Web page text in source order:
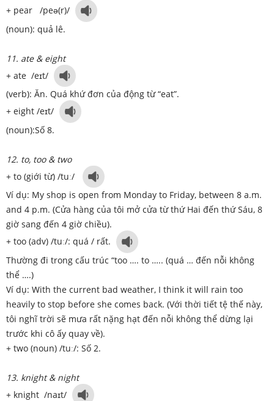
+ pear /peə(r)/
(noun): quả lê.
11. ate & eight
+ ate /eɪt/
(verb): Ăn. Quá khứ đơn của động từ “eat”.
+ eight /eɪt/
(noun):Số 8.
12. to, too & two
+ to (giới từ) /tuː/
Ví dụ: My shop is open from Monday to Friday, between 8 a.m.
and 4 p.m. (Cửa hàng của tôi mở cửa từ thứ Hai đến thứ Sáu, 8
giờ sang đến 4 giờ chiều).
+ too (adv) /tuː/: quá / rất.
Thường đi trong cấu trúc “too …. to ….. (quá … đến nỗi không
thể ….)
Ví dụ: With the current bad weather, I think it will rain too
heavily to stop before she comes back. (Với thời tiết tệ thế này,
tôi nghĩ trời sẽ mưa rất nặng hạt đến nỗi không thể dừng lại
trước khi cô ấy quay về).
+ two (noun) /tuː/: Số 2.
13. knight & night
+ knight /naɪt/